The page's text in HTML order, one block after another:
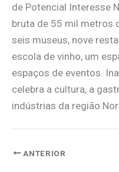
de Potencial Interesse
bruta de 55 mil metros
seis museus, nove
escola de vinho, um
espaços de eventos.
celebra a cultura, a
indústrias da região
ANTERIOR